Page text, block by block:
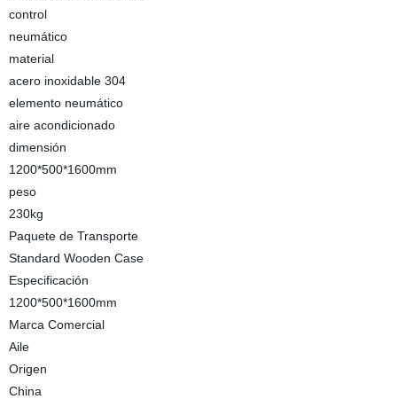
control
neumático
material
acero inoxidable 304
elemento neumático
aire acondicionado
dimensión
1200*500*1600mm
peso
230kg
Paquete de Transporte
Standard Wooden Case
Especificación
1200*500*1600mm
Marca Comercial
Aile
Origen
China